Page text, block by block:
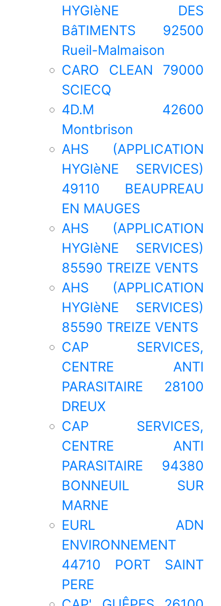
HYGIèNE DES
BâTIMENTS 92500
Rueil-Malmaison
CARO CLEAN 79000
SCIECQ
4D.M 42600
Montbrison
AHS (APPLICATION
HYGIèNE SERVICES)
49110 BEAUPREAU
EN MAUGES
AHS (APPLICATION
HYGIèNE SERVICES)
85590 TREIZE VENTS
AHS (APPLICATION
HYGIèNE SERVICES)
85590 TREIZE VENTS
CAP SERVICES,
CENTRE ANTI
PARASITAIRE 28100
DREUX
CAP SERVICES,
CENTRE ANTI
PARASITAIRE 94380
BONNEUIL SUR
MARNE
EURL ADN
ENVIRONNEMENT
44710 PORT SAINT
PERE